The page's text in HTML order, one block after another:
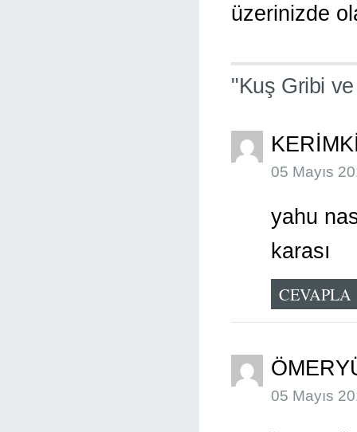
üzerinizde
"Kuş Gribi
05 Mayıs
yahu
karası
CEVAPLA
05 Mayıs